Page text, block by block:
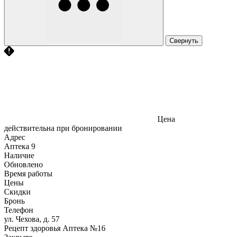
Свернуть
Цена
действительна при бронировании
Адрес
Аптека 9
Наличие
Обновлено
Время работы
Цены
Скидки
Бронь
Телефон
ул. Чехова, д. 57
Рецепт здоровья Аптека №16